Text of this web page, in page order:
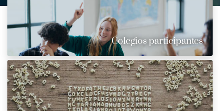
Colegios participantes